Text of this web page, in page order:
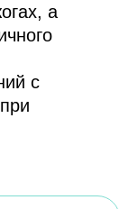
а
с